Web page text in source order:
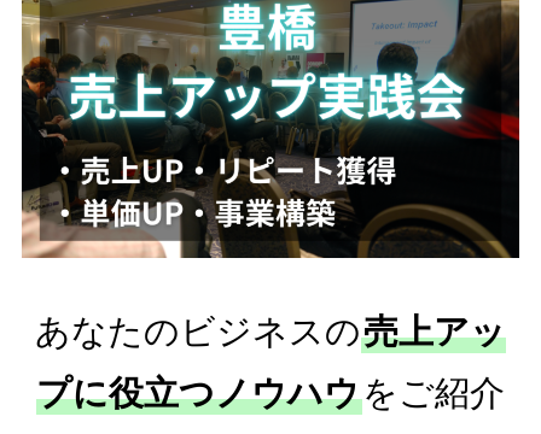
あなたのビジネスの売上アッ
プに役立つノウハウをご紹介